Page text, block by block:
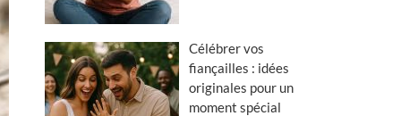
Célébrer vos
fiançailles : idées
originales pour un
moment spécial